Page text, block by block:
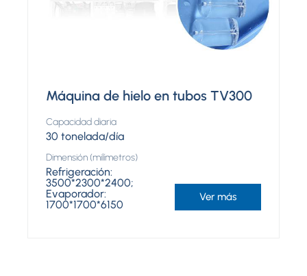
Máquina de hielo en tubos TV300
Capacidad diaria
30 tonelada/día
Dimensión (milímetros)
Refrigeración:
3500*2300*2400;
Evaporador:
1700*1700*6150
Ver más